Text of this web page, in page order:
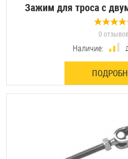
Зажим для троса с
0 отзывов
Наличие: